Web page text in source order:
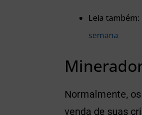
Leia também:
semana
Normalmente,
venda de suas